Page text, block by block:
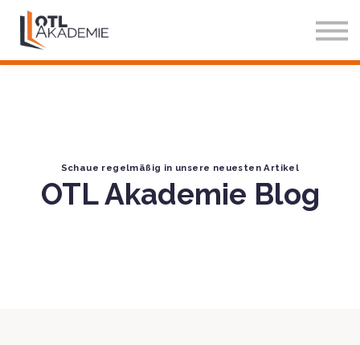
Schaue regelmäßig in unsere neuesten Artikel
OTL Akademie Blog